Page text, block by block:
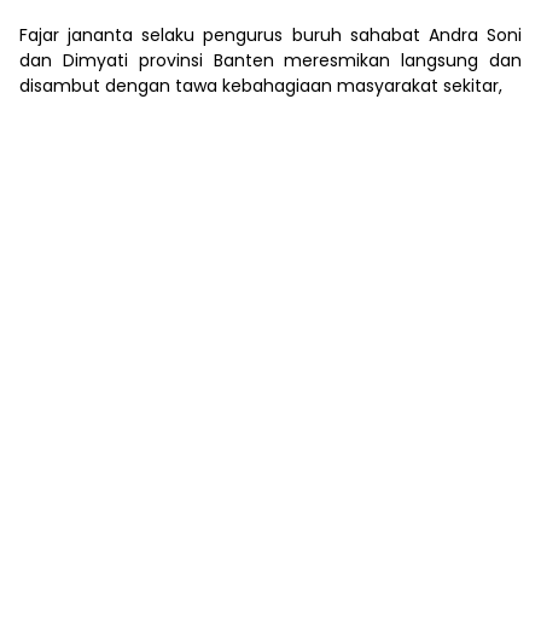
Fajar jananta selaku pengurus buruh sahabat Andra Soni
dan Dimyati provinsi Banten meresmikan langsung dan
disambut dengan tawa kebahagiaan masyarakat sekitar,